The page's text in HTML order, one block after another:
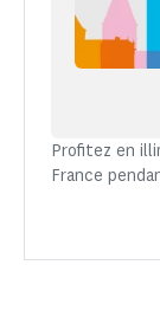
Profitez en
France